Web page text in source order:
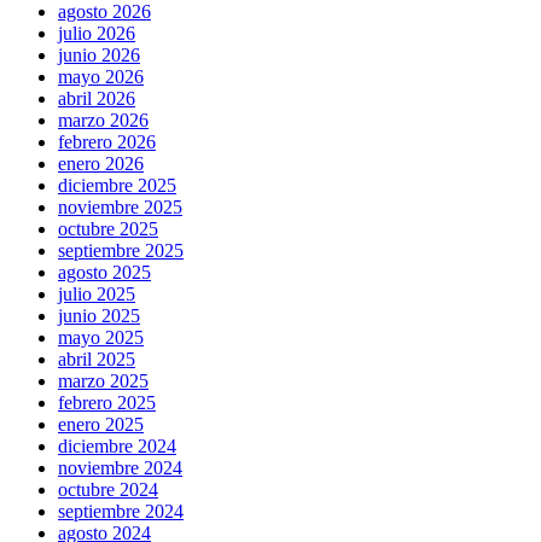
agosto 2026
julio 2026
junio 2026
mayo 2026
abril 2026
marzo 2026
febrero 2026
enero 2026
diciembre 2025
noviembre 2025
octubre 2025
septiembre 2025
agosto 2025
julio 2025
junio 2025
mayo 2025
abril 2025
marzo 2025
febrero 2025
enero 2025
diciembre 2024
noviembre 2024
octubre 2024
septiembre 2024
agosto 2024